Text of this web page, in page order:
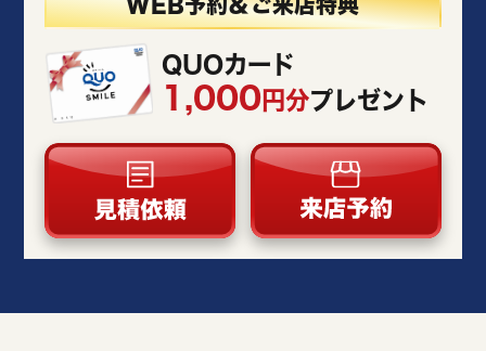
QUOカード
1,000円分プレゼント